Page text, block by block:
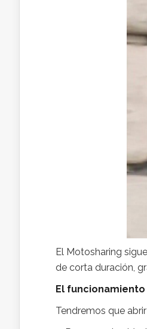
El Motosharing
de corta duración,
El
Tendremos que